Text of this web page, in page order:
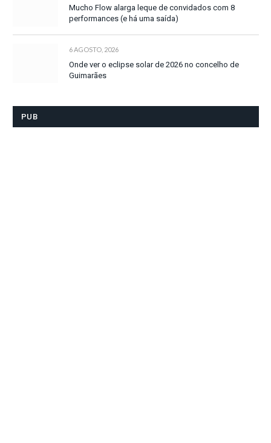
Mucho Flow alarga leque de convidados com 8
performances (e há uma saída)
6 AGOSTO, 2026
Onde ver o eclipse solar de 2026 no concelho de
Guimarães
PUB